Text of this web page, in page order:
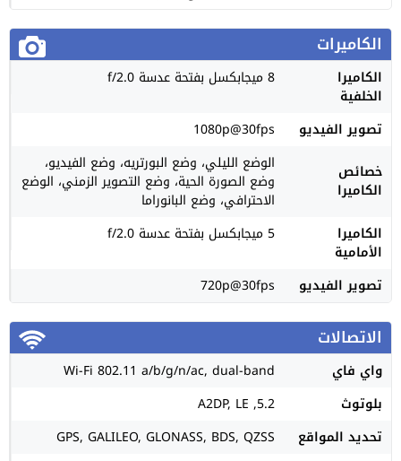
الكاميرات
الكاميرا
الخلفية
8 ميجابكسل بفتحة عدسة f/2.0
تصوير الفيديو
1080p@30fps
خصائص
الكاميرا
الوضع الليلي، وضع البورتريه، وضع الفيديو،
وضع الصورة الحية، وضع التصوير الزمني، الوضع
الاحترافي، وضع البانوراما
الكاميرا
الأمامية
5 ميجابكسل بفتحة عدسة f/2.0
تصوير الفيديو 720p@30fps
الاتصالات
واي فاي
Wi-Fi 802.11 a/b/g/n/ac, dual-band
بلوتوث
5.2, A2DP, LE
تحديد المواقع
GPS, GALILEO, GLONASS, BDS, QZSS